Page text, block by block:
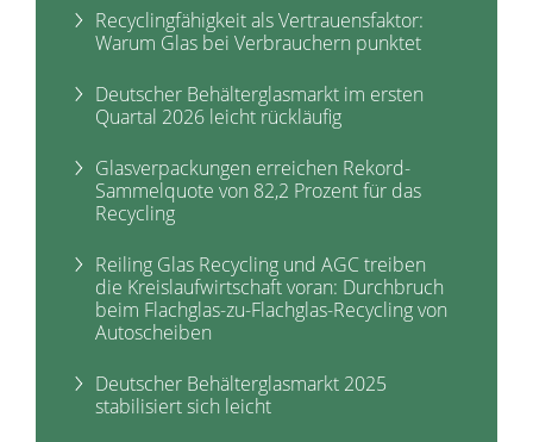
Recyclingfähigkeit als Vertrauensfaktor:
Warum Glas bei Verbrauchern punktet
Deutscher Behälterglasmarkt im ersten
Quartal 2026 leicht rückläufig
Glasverpackungen erreichen Rekord-
Sammelquote von 82,2 Prozent für das
Recycling
Reiling Glas Recycling und AGC treiben
die Kreislaufwirtschaft voran: Durchbruch
beim Flachglas-zu-Flachglas-Recycling von
Autoscheiben
Deutscher Behälterglasmarkt 2025
stabilisiert sich leicht